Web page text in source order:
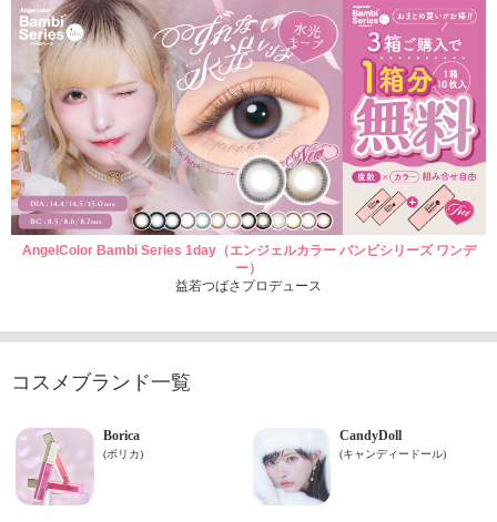
AngelColor Bambi Series 1day（エンジェルカラー バンビシリーズ ワンデ
ー）
益若つばさプロデュース
コスメブランド一覧